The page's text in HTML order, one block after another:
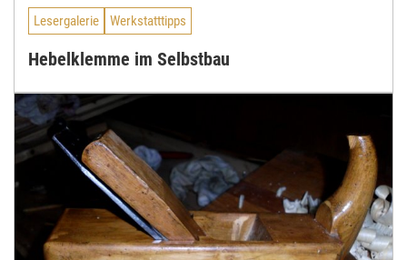
Lesergalerie Werkstatttipps
Hebelklemme im Selbstbau